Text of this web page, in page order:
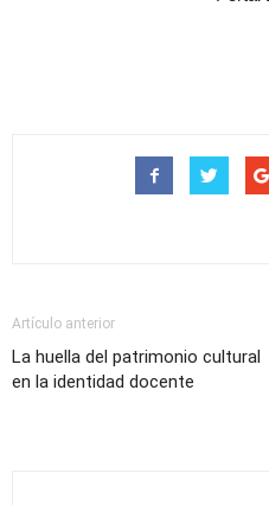
Artículo anterior
La huella del patrimonio cultural
en la identidad docente